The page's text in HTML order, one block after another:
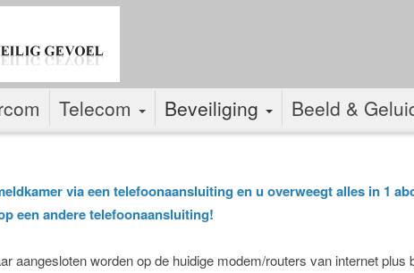
Telecom Beveiliging Beeld &
via een telefoonaansluiting en u overweegt alles in 1
een andere telefoonaansluiting!
aangesloten worden op de huidige modem/routers van internet